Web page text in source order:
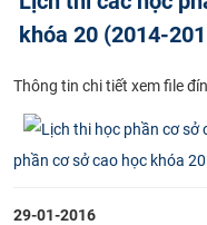
CƠ CẤU TỔ CHỨC
ĐÀO TẠO
ĐẢM BẢO CHẤT
khóa 20 (2014-
Thô​ng tin chi tiết xem file
phần cơ sở cao học khóa
29-01-2016